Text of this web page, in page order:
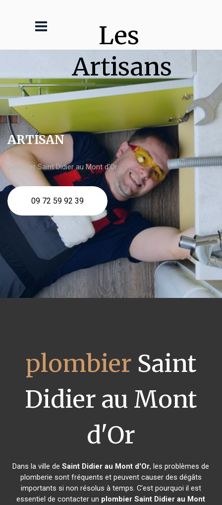
Les
Artisans
ARTISAN
plombier Saint Didier au Mont d'Or
09 72 59 92 39
plombier Saint
Didier au Mont
d'Or
Dans la ville deSaint Didier au Mont d'Or, les problèmes de
plomberie sont fréquents et peuvent causer des dégâts
importants si non résolus à temps. C'est pourquoi il est
essentiel de contacter un plombier Saint Didier au Mont